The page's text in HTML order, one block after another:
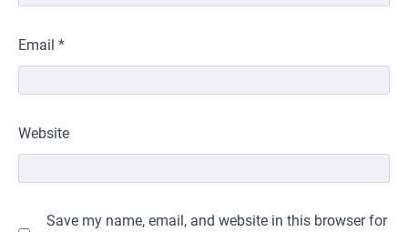
Email *
Website
Save my name, email, and website in this browser for